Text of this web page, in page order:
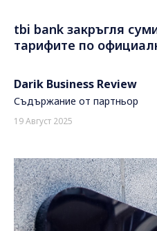
tbi bank закръгля
тарифите по
Darik Business Review
Съдържание от партньор
19 Август 2025